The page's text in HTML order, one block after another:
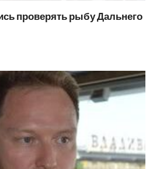
проверять рыбу Дальнего